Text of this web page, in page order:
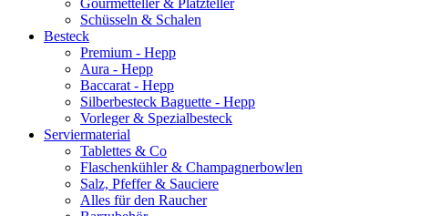
Gourmetteller & Platzteller
Schüsseln & Schalen
Besteck
Premium - Hepp
Aura - Hepp
Baccarat - Hepp
Silberbesteck Baguette - Hepp
Vorleger & Spezialbesteck
Serviermaterial
Tablettes & Co
Flaschenkühler & Champagnerbowlen
Salz, Pfeffer & Sauciere
Alles für den Raucher